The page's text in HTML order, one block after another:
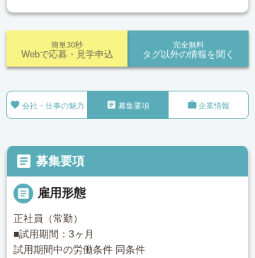
完全無料
タグ以外の情報を聞く
簡単30秒
Webで応募・見学申込
 会社・仕事の魅力  募集要項 企業情報
 募集要項
 雇用形態
正社員（常勤）
■試用期間：3ヶ月
試用期間中の労働条件 同条件